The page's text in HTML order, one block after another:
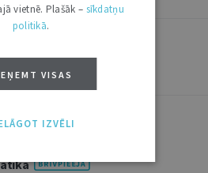
13.–17. jūlijs
nodarījumu
vietnē. Plašāk – sīkdatņu
politikā.
VISAS
IZVĒLI